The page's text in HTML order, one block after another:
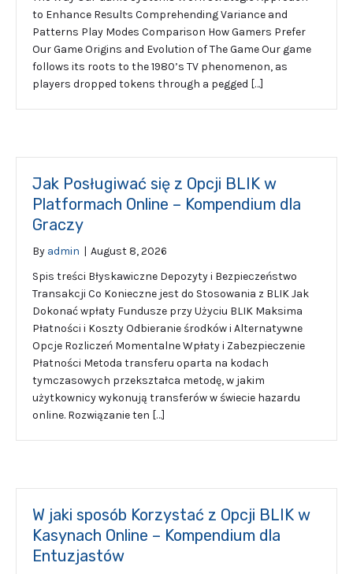
to Enhance Results Comprehending Variance and
Patterns Play Modes Comparison How Gamers Prefer
Our Game Origins and Evolution of The Game Our game
follows its roots to the 1980’s TV phenomenon, as
players dropped tokens through a pegged […]
Jak Posługiwać się z Opcji BLIK w
Platformach Online – Kompendium dla
Graczy
By admin | August 8, 2026
Spis treści Błyskawiczne Depozyty i Bezpieczeństwo
Transakcji Co Konieczne jest do Stosowania z BLIK Jak
Dokonać wpłaty Fundusze przy Użyciu BLIK Maksima
Płatności i Koszty Odbieranie środków i Alternatywne
Opcje Rozliczeń Momentalne Wpłaty i Zabezpieczenie
Płatności Metoda transferu oparta na kodach
tymczasowych przekształca metodę, w jakim
użytkownicy wykonują transferów w świecie hazardu
online. Rozwiązanie ten […]
W jaki sposób Korzystać z Opcji BLIK w
Kasynach Online – Kompendium dla
Entuzjastów